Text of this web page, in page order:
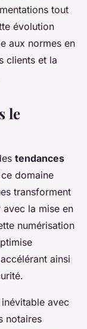
tout
évolution
aux normes en
clients et la
le
tendances
domaine
transforment
la mise en
numérisation
ainsi
avec
notaires